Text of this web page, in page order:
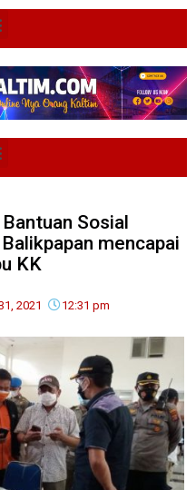
Sosial
mencapai
KK
2021 12:31 pm